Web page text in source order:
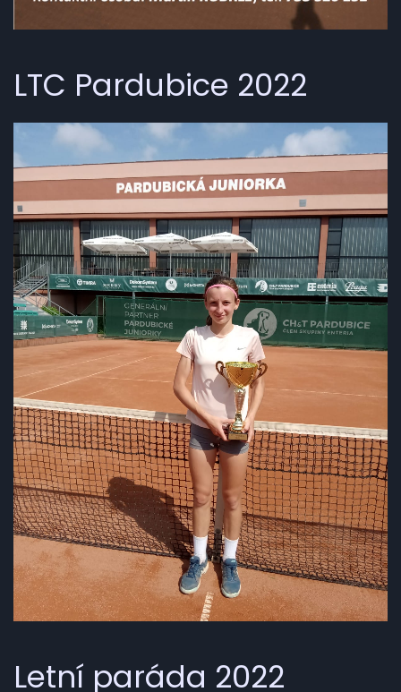
LTC Pardubice 2022
Letní paráda 2022